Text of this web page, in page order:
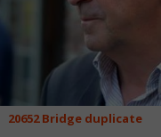
20652 Bridge duplicate